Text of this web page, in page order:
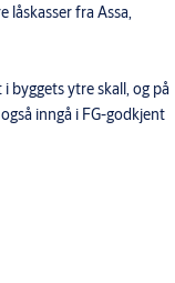
låskasser fra Assa,
byggets ytre skall, og på
inngå i FG-godkjent